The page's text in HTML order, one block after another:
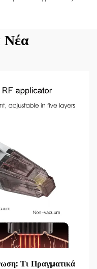
Νέα
Τι Πραγματικά